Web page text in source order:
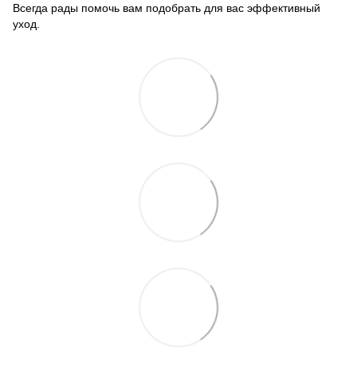
Всегда рады помочь вам подобрать для вас эффективный
уход.